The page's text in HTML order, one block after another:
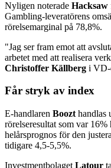
Nyligen noterade Hacksaw
Gambling-leveratörens
rörelsemarginal på 78,8%.
"Jag ser fram emot att
arbetet med att realisera
Christoffer Källberg i VD-
Får stryk av index
E-handlaren Boozt handlas
rörelseresultat som var
helårsprognos för den
tidigare 4,5-5,5%.
Investmentbolaget Latour